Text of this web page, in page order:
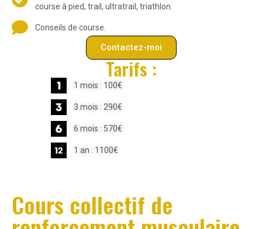
course à pied, trail, ultratrail, triathlon.
Conseils de course.
Contactez-moi
Tarifs :
1 mois : 100€
3 mois : 290€
6 mois : 570€
1 an : 1100€
Cours collectif de